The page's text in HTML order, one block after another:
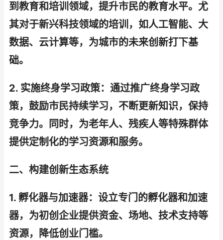
到教育和培训领域，提升市民的教育水平。尤
其对于新兴科技领域的培训，如人工智能、大
数据、云计算等，为城市的未来创新打下基
础。
2. 实施终身学习政策：通过推广终身学习政
策，鼓励市民持续学习，不断更新知识，保持
竞争力。同时，为老年人、残疾人等特殊群体
提供定制化的学习资源和服务。
二、构建创新生态系统
1. 孵化器与加速器：设立专门的孵化器和加速
器，为初创企业提供资金、场地、技术支持等
资源，降低创业门槛。